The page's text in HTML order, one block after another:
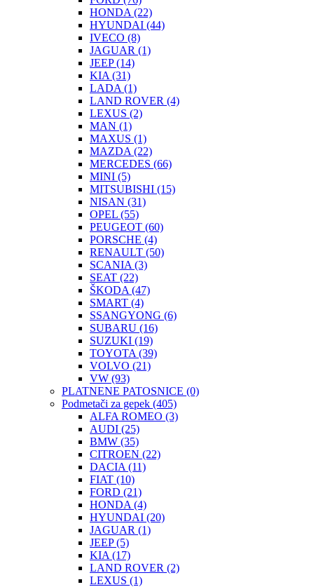
HONDA (22)
HYUNDAI (44)
IVECO (8)
JAGUAR (1)
JEEP(14)
KIA (31)
LADA (1)
LAND ROVER (4)
LEXUS (2)
MAN (1)
MAXUS (1)
MAZDA (22)
MERCEDES (66)
MINI (5)
MITSUBISHI (15)
NISAN (31)
OPEL (55)
PEUGEOT (60)
PORSCHE (4)
RENAULT (50)
SCANIA (3)
SEAT (22)
ŠKODA (47)
SMART (4)
SSANGYONG (6)
SUBARU (16)
SUZUKI (19)
TOYOTA (39)
VOLVO (21)
VW (93)
PLATNENE PATOSNICE (0)
Podmetači za gepek (405)
ALFA ROMEO (3)
AUDI (25)
BMW (35)
CITROEN (22)
DACIA (11)
FIAT (10)
FORD (21)
HONDA (4)
HYUNDAI (20)
JAGUAR (1)
JEEP(5)
KIA (17)
LAND ROVER (2)
LEXUS (1)